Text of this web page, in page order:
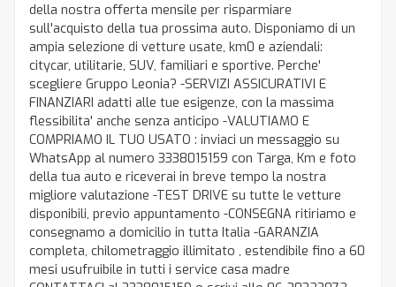
della nostra offerta mensile per risparmiare
sull'acquisto della tua prossima auto. Disponiamo di un
ampia selezione di vetture usate, km0 e aziendali:
citycar, utilitarie, SUV, familiari e sportive. Perche'
scegliere Gruppo Leonia? -SERVIZI ASSICURATIVI E
FINANZIARI adatti alle tue esigenze, con la massima
flessibilita' anche senza anticipo -VALUTIAMO E
COMPRIAMO IL TUO USATO : inviaci un messaggio su
WhatsApp al numero 3338015159 con Targa, Km e foto
della tua auto e riceverai in breve tempo la nostra
migliore valutazione -TEST DRIVE su tutte le vetture
disponibili, previo appuntamento -CONSEGNA ritiriamo e
consegnamo a domicilio in tutta Italia -GARANZIA
completa, chilometraggio illimitato , estendibile fino a 60
mesi usufruibile in tutti i service casa madre